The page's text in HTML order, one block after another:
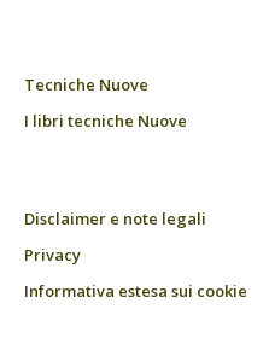
Tecniche Nuove
I libri tecniche Nuove
Disclaimer e note legali
Privacy
Informativa estesa sui cookie